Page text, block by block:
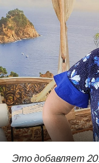
Это добавляет 20